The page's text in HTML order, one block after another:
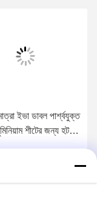
ইভা ডাবল পার্শ্বযুক্ত
শীটের জন্য হট